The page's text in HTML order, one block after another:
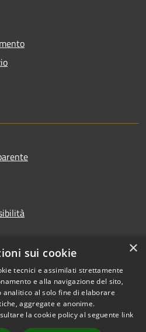
Copyright © 2026 • Comune di
×
sui cookie
tecnici e assimilati strettamente
e alla navigazione del sito,
analitico al solo fine di elaborare
aggregate e anonime.
la cookie policy al seguente link